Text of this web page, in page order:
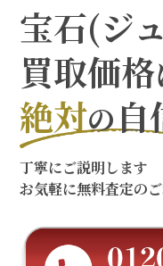
宝石(ジ
買取価格
絶対の自
丁寧にご説明します
お気軽に無料査定のご